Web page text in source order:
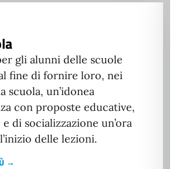
gli alunni delle scuole
fine di fornire loro, nei
scuola, un’idonea
con proposte educative,
di socializzazione un’ora
delle lezioni.
→